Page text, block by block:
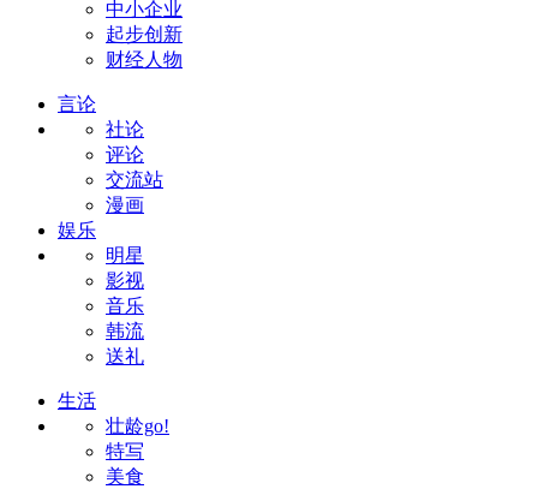
中小企业
起步创新
财经人物
言论
社论
评论
交流站
漫画
娱乐
明星
影视
音乐
韩流
送礼
生活
壮龄go!
特写
美食